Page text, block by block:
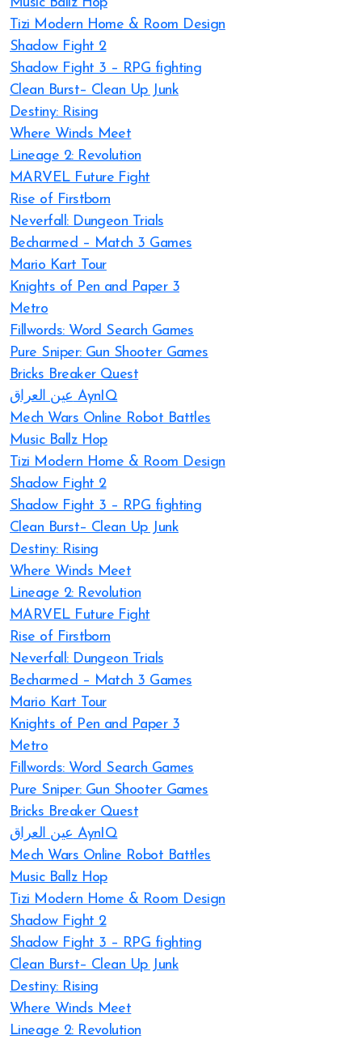
Tizi Modern Home & Room Design
Shadow Fight 2
Shadow Fight 3 – RPG fighting
Clean Burst– Clean Up Junk
Destiny: Rising
Where Winds Meet
Lineage 2: Revolution
MARVEL Future Fight
Rise of Firstborn
Neverfall: Dungeon Trials
Becharmed – Match 3 Games
Mario Kart Tour
Knights of Pen and Paper 3
Metro
Fillwords: Word Search Games
Pure Sniper: Gun Shooter Games
Bricks Breaker Quest
عين العراق AynIQ
Mech Wars Online Robot Battles
Music Ballz Hop
Tizi Modern Home & Room Design
Shadow Fight 2
Shadow Fight 3 – RPG fighting
Clean Burst– Clean Up Junk
Destiny: Rising
Where Winds Meet
Lineage 2: Revolution
MARVEL Future Fight
Rise of Firstborn
Neverfall: Dungeon Trials
Becharmed – Match 3 Games
Mario Kart Tour
Knights of Pen and Paper 3
Metro
Fillwords: Word Search Games
Pure Sniper: Gun Shooter Games
Bricks Breaker Quest
عين العراق AynIQ
Mech Wars Online Robot Battles
Music Ballz Hop
Tizi Modern Home & Room Design
Shadow Fight 2
Shadow Fight 3 – RPG fighting
Clean Burst– Clean Up Junk
Destiny: Rising
Where Winds Meet
Lineage 2: Revolution